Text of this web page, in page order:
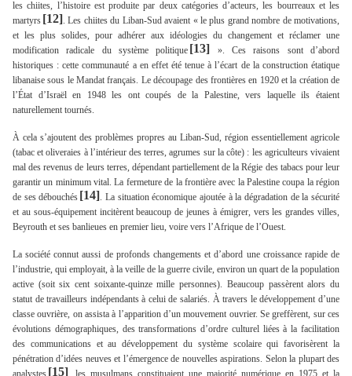
les chiites, l’histoire est produite par deux catégories d’acteurs, les bourreaux et les
martyrs [12]. Les chiites du Liban-Sud avaient « le plus grand nombre de motivations,
et les plus solides, pour adhérer aux idéologies du changement et réclamer une
modification radicale du système politique [13] ». Ces raisons sont d’abord
historiques : cette communauté a en effet été tenue à l’écart de la construction étatique
libanaise sous le Mandat français. Le découpage des frontières en 1920 et la création de
l’État d’Israël en 1948 les ont coupés de la Palestine, vers laquelle ils étaient
naturellement tournés.
À cela s’ajoutent des problèmes propres au Liban-Sud, région essentiellement agricole
(tabac et oliveraies à l’intérieur des terres, agrumes sur la côte) : les agriculteurs vivaient
mal des revenus de leurs terres, dépendant partiellement de la Régie des tabacs pour leur
garantir un minimum vital. La fermeture de la frontière avec la Palestine coupa la région
de ses débouchés [14]. La situation économique ajoutée à la dégradation de la sécurité
et au sous-équipement incitèrent beaucoup de jeunes à émigrer, vers les grandes villes,
Beyrouth et ses banlieues en premier lieu, voire vers l’Afrique de l’Ouest.
La société connut aussi de profonds changements et d’abord une croissance rapide de
l’industrie, qui employait, à la veille de la guerre civile, environ un quart de la population
active (soit six cent soixante-quinze mille personnes). Beaucoup passèrent alors du
statut de travailleurs indépendants à celui de salariés. À travers le développement d’une
classe ouvrière, on assista à l’apparition d’un mouvement ouvrier. Se greffèrent, sur ces
évolutions démographiques, des transformations d’ordre culturel liées à la facilitation
des communications et au développement du système scolaire qui favorisèrent la
pénétration d’idées neuves et l’émergence de nouvelles aspirations. Selon la plupart des
analystes [15] , les musulmans constituaient une majorité numérique en 1975 et la